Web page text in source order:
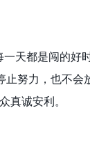
天都是闯的好
努力，也不会
真诚安利。